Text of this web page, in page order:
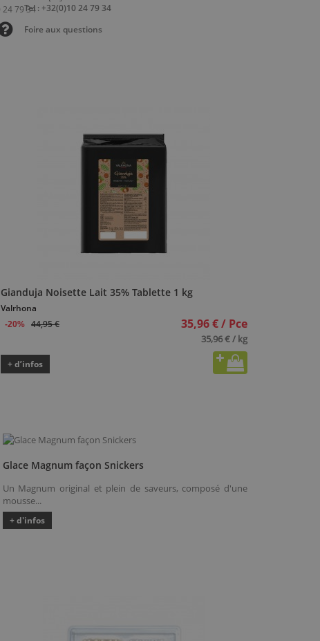
Tel : +32(0)10 24 79 34
Foire aux questions
Gianduja Noisette Lait 35% Tablette 1 kg
Valrhona
-20% 44,95 € 35,96 € / Pce
35,96 € / kg
+ d’infos
Glace Magnum façon Snickers
Un Magnum original et plein de saveurs, composé d'une
mousse...
+ d'infos